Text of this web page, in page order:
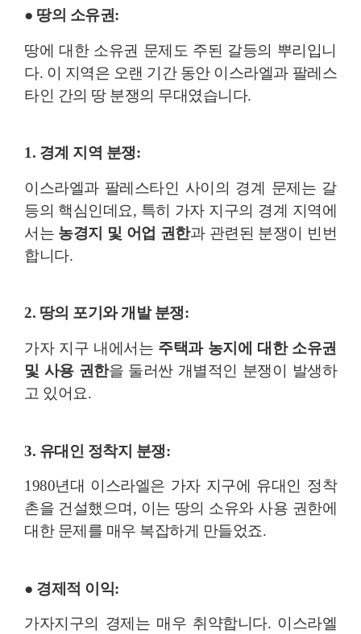
● 땅의 소유권:
땅에 대한 소유권 문제도 주된 갈등의 뿌리입니
다. 이 지역은 오랜 기간 동안 이스라엘과 팔레스
타인 간의 땅 분쟁의 무대였습니다.
1. 경계 지역 분쟁:
이스라엘과 팔레스타인 사이의 경계 문제는 갈
등의 핵심인데요, 특히 가자 지구의 경계 지역에
서는 농경지 및 어업 권한과 관련된 분쟁이 빈번
합니다.
2. 땅의 포기와 개발 분쟁:
가자 지구 내에서는 주택과 농지에 대한 소유권
및 사용 권한을 둘러싼 개별적인 분쟁이 발생하
고 있어요.
3. 유대인 정착지 분쟁:
1980년대 이스라엘은 가자 지구에 유대인 정착
촌을 건설했으며, 이는 땅의 소유와 사용 권한에
대한 문제를 매우 복잡하게 만들었죠.
● 경제적 이익:
가자지구의 경제는 매우 취약합니다. 이스라엘